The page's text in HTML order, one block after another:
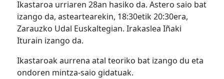
Ikastaroa urriaren 28an hasiko da. Astero saio bat
izango da, asteartearekin, 18:30etik 20:30era,
Zarauzko Udal Euskaltegian. Irakaslea Iñaki
Iturain izango da.
Ikastaroak aurrena atal teoriko bat izango du eta
ondoren mintza-saio gidatuak.